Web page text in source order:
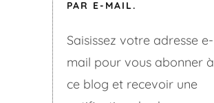
PAR E-MAIL.
Saisissez votre adresse e-
mail pour vous abonner à
ce blog et recevoir une